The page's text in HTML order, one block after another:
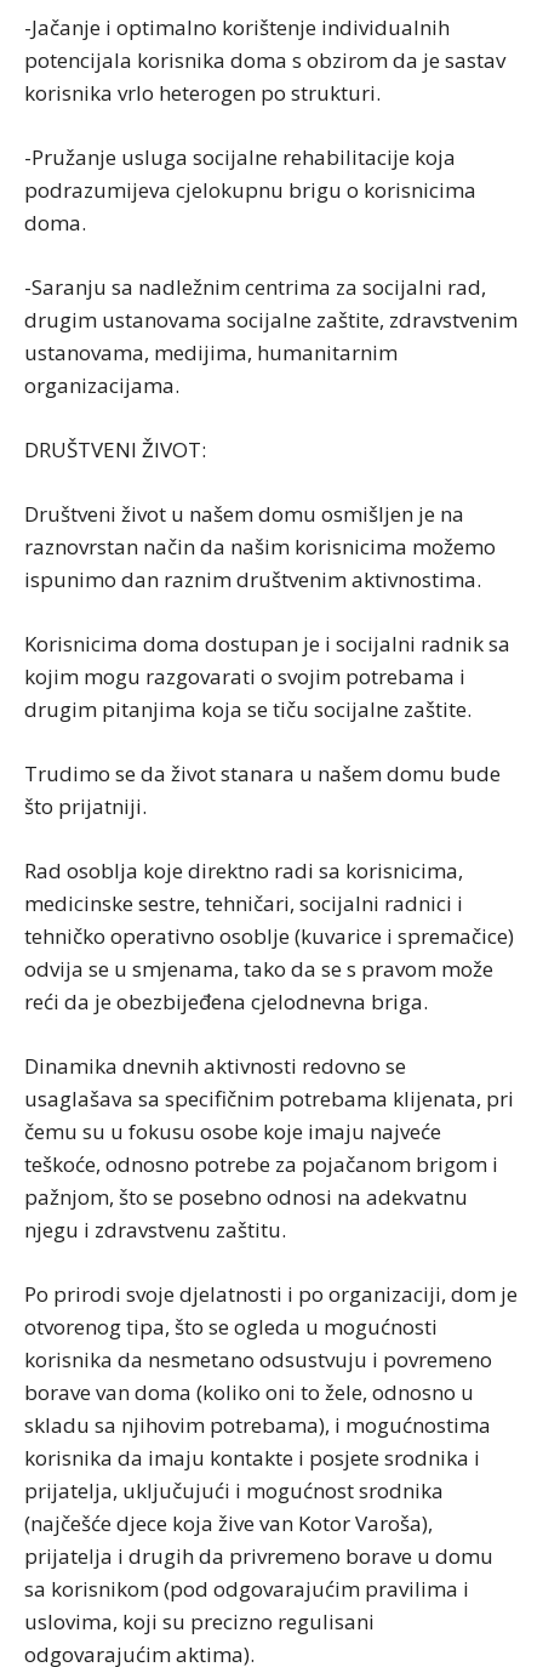
-Jačanje i optimalno korištenje individualnih
potencijala korisnika doma s obzirom da je sastav
korisnika vrlo heterogen po strukturi.
-Pružanje usluga socijalne rehabilitacije koja
podrazumijeva cjelokupnu brigu o korisnicima
doma.
-Saranju sa nadležnim centrima za socijalni rad,
drugim ustanovama socijalne zaštite, zdravstvenim
ustanovama, medijima, humanitarnim
organizacijama.
DRUŠTVENI ŽIVOT:
Društveni život u našem domu osmišljen je na
raznovrstan način da našim korisnicima možemo
ispunimo dan raznim društvenim aktivnostima.
Korisnicima doma dostupan je i socijalni radnik sa
kojim mogu razgovarati o svojim potrebama i
drugim pitanjima koja se tiču socijalne zaštite.
Trudimo se da život stanara u našem domu bude
što prijatniji.
Rad osoblja koje direktno radi sa korisnicima,
medicinske sestre, tehničari, socijalni radnici i
tehničko operativno osoblje (kuvarice i spremačice)
odvija se u smjenama, tako da se s pravom može
reći da je obezbijeđena cjelodnevna briga.
Dinamika dnevnih aktivnosti redovno se
usaglašava sa specifičnim potrebama klijenata, pri
čemu su u fokusu osobe koje imaju najveće
teškoće, odnosno potrebe za pojačanom brigom i
pažnjom, što se posebno odnosi na adekvatnu
njegu i zdravstvenu zaštitu.
Po prirodi svoje djelatnosti i po organizaciji, dom je
otvorenog tipa, što se ogleda u mogućnosti
korisnika da nesmetano odsustvuju i povremeno
borave van doma (koliko oni to žele, odnosno u
skladu sa njihovim potrebama), i mogućnostima
korisnika da imaju kontakte i posjete srodnika i
prijatelja, uključujući i mogućnost srodnika
(najčešće djece koja žive van Kotor Varoša),
prijatelja i drugih da privremeno borave u domu
sa korisnikom (pod odgovarajućim pravilima i
uslovima, koji su precizno regulisani
odgovarajućim aktima).